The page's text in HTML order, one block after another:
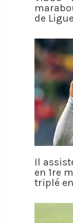
de
Il
en 1re
triplé